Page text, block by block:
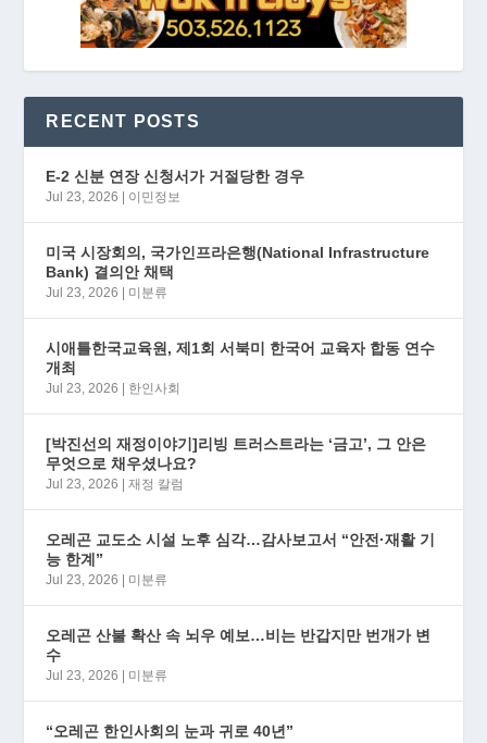
RECENT POSTS
E-2 신분 연장 신청서가 거절당한 경우
Jul 23, 2026 이민정보
미국 시장회의, 국가인프라은행(National Infrastructure
Bank) 결의안 채택
Jul 23, 2026 미분류
시애틀한국교육원, 제1회 서북미 한국어 교육자 합동 연수
개최
Jul 23, 2026 한인사회
[박진선의 재정이야기]리빙 트러스트라는 ‘금고’, 그 안은
무엇으로 채우셨나요?
Jul 23, 2026 |재정 칼럼
오레곤 교도소 시설 노후 심각…감사보고서 “안전·재활 기
능 한계”
Jul 23, 2026 미분류
오레곤 산불 확산 속 뇌우 예보…비는 반갑지만 번개가 변
수
Jul 23, 2026 미분류
“오레곤 한인사회의 눈과 귀로 40년”